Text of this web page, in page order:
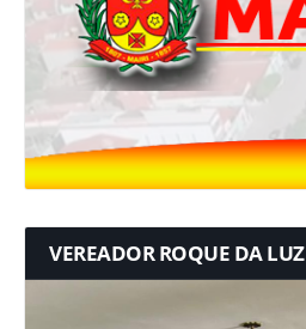
VEREADOR ROQUE DA LUZ